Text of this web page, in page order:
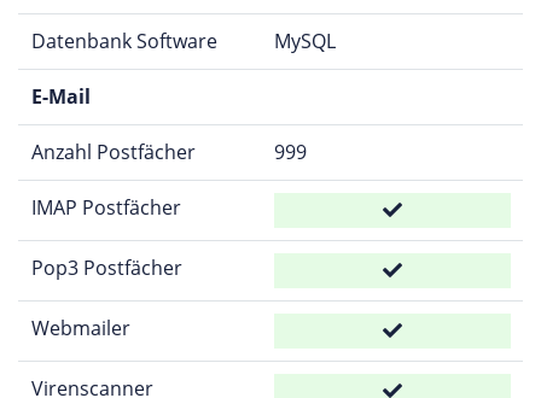
Datenbank Software MySQL
E-Mail
Anzahl Postfächer 999
IMAP Postfächer
Pop3 Postfächer
Webmailer
Virenscanner